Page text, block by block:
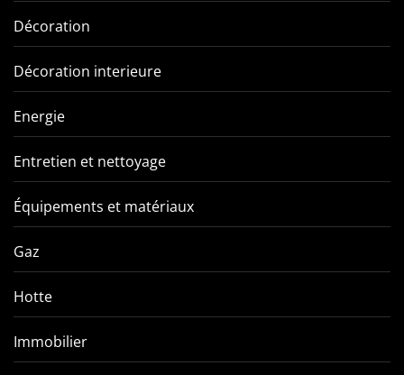
Décoration
Décoration interieure
Energie
Entretien et nettoyage
Équipements et matériaux
Gaz
Hotte
Immobilier